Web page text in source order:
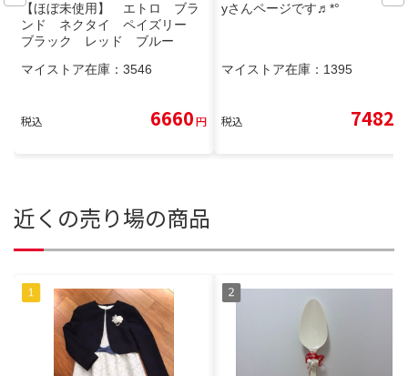
【ほぼ未使用】 エトロ ブラ
ンド ネクタイ ペイズリー
ブラック レッド ブルー
マイストア在庫： 3546
税込 6660円
yさんページです♬*°
マイストア在庫： 1395
税込 7482
近くの売り場の商品